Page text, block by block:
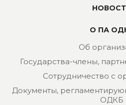
О ПА
Об
Государства-члены,
Сотрудничество с
Документы,
ОДКБ